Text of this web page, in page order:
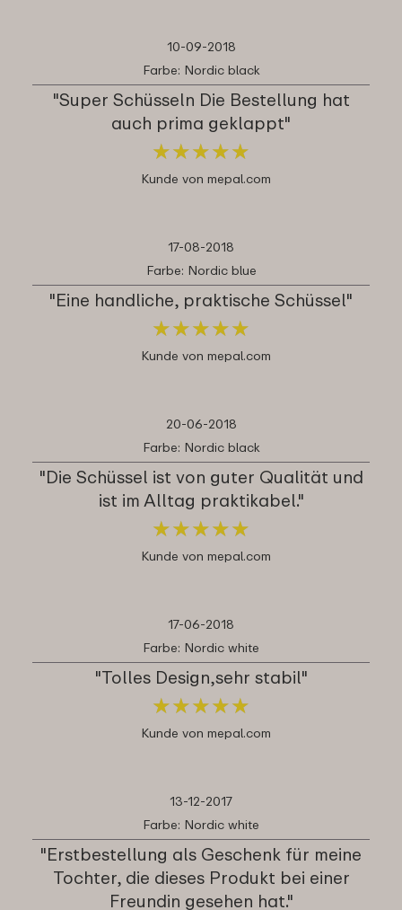
10-09-2018
Farbe: Nordic black
"Super Schüsseln Die Bestellung hat
auch prima geklappt"
★★★★★
★★★★★
Kunde von mepal.com
17-08-2018
Farbe: Nordic blue
"Eine handliche, praktische Schüssel"
★★★★★
★★★★★
Kunde von mepal.com
20-06-2018
Farbe: Nordic black
"Die Schüssel ist von guter Qualität und
ist im Alltag praktikabel."
★★★★★
★★★★★
Kunde von mepal.com
17-06-2018
Farbe: Nordic white
"Tolles Design,sehr stabil"
★★★★★
★★★★★
Kunde von mepal.com
13-12-2017
Farbe: Nordic white
"Erstbestellung als Geschenk für meine
Tochter, die dieses Produkt bei einer
Freundin gesehen hat."